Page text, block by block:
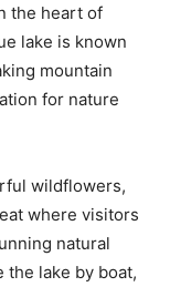
the heart of
lake is known
mountain
for nature
wildflowers,
where visitors
natural
the lake ‍by boat,